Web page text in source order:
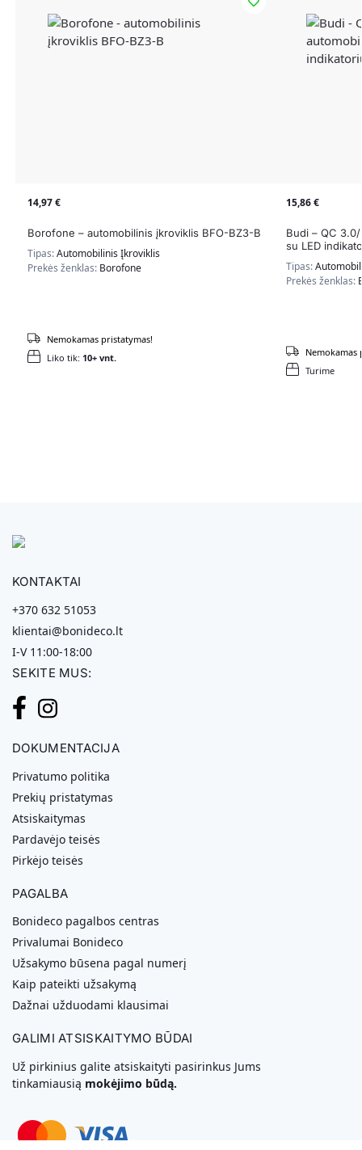
14,97€
Borofone – automobilinis įkroviklis BFO-BZ3-B
Tipas:Automobilinis Įkroviklis
Prekės ženklas: Borofone
Liko tik: 10+ vnt.
Nemokamas pristatymas!
15,86€
Budi – QC
su LED
Tipas:
Prekės ženklas:
Turime
Nemokamas
KONTAKTAI
+370 632 51053
klientai@bonideco.lt
I-V 11:00-18:00
SEKITE MUS:
DOKUMENTACIJA
Privatumo politika
Prekių pristatymas
Atsiskaitymas
Pardavėjo teisės
Pirkėjo teisės
PAGALBA
Bonideco pagalbos centras
Privalumai Bonideco
Užsakymo būsena pagal numerį
Kaip pateikti užsakymą
Dažnai užduodami klausimai
GALIMI ATSISKAITYMO BŪDAI
Už pirkinius galite atsiskaityti pasirinkus Jums
tinkamiausią mokėjimo būdą.